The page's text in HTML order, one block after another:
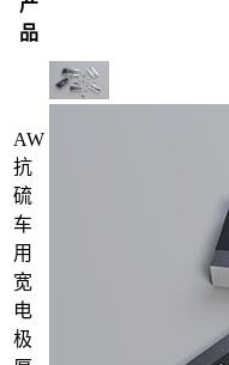
产
品
AW
抗
硫
车
用
宽
电
极